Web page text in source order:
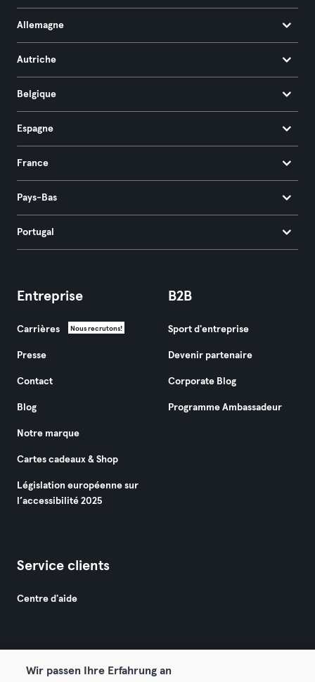
Allemagne
Autriche
Belgique
Espagne
France
Pays-Bas
Portugal
Entreprise
Carrières Nous recrutons!
Presse
Contact
Blog
Notre marque
Cartes cadeaux & Shop
Législation européenne sur
l’accessibilité 2025
B2B
Sport d'entreprise
Devenir partenaire
Corporate Blog
Programme Ambassadeur
Service clients
Centre d'aide
Wir passen Ihre Erfahrung an